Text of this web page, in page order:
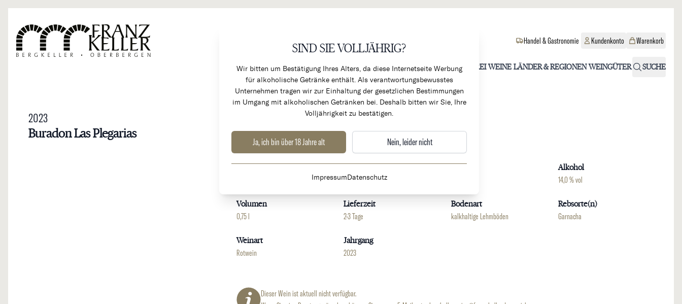
SIND SIE VOLLJÄHRIG?
Wir bitten um Bestätigung Ihres Alters, da diese Internetseite Werbung
für alkoholische Getränke enthält. Als verantwortungsbewusstes
Unternehmen tragen wir zur Einhaltung der gesetzlichen Bestimmungen
im Umgang mit alkoholischen Getränken bei. Deshalb bitten wir Sie, Ihre
Volljährigkeit zu bestätigen.
Ja, ich bin über 18 Jahre alt Nein, leider nicht
ImpressumDatenschutz
KÜCHENPRODUKTE & ALKOHOLFREI WEINE LÄNDER & REGIONEN WEINGÜTER SUCHE
Handel & Gastronomie Kundenkonto Warenkorb
2023
Buradon Las Plegarias
Dieser Wein ist aktuell nicht verfügbar.
Spanien
Alkohol
14,0 % vol
Volumen
0,75 l
Lieferzeit
2-3 Tage
Bodenart
kalkhaltige Lehmböden
Rebsorte(n)
Garnacha
Weinart
Rotwein
Jahrgang
2023